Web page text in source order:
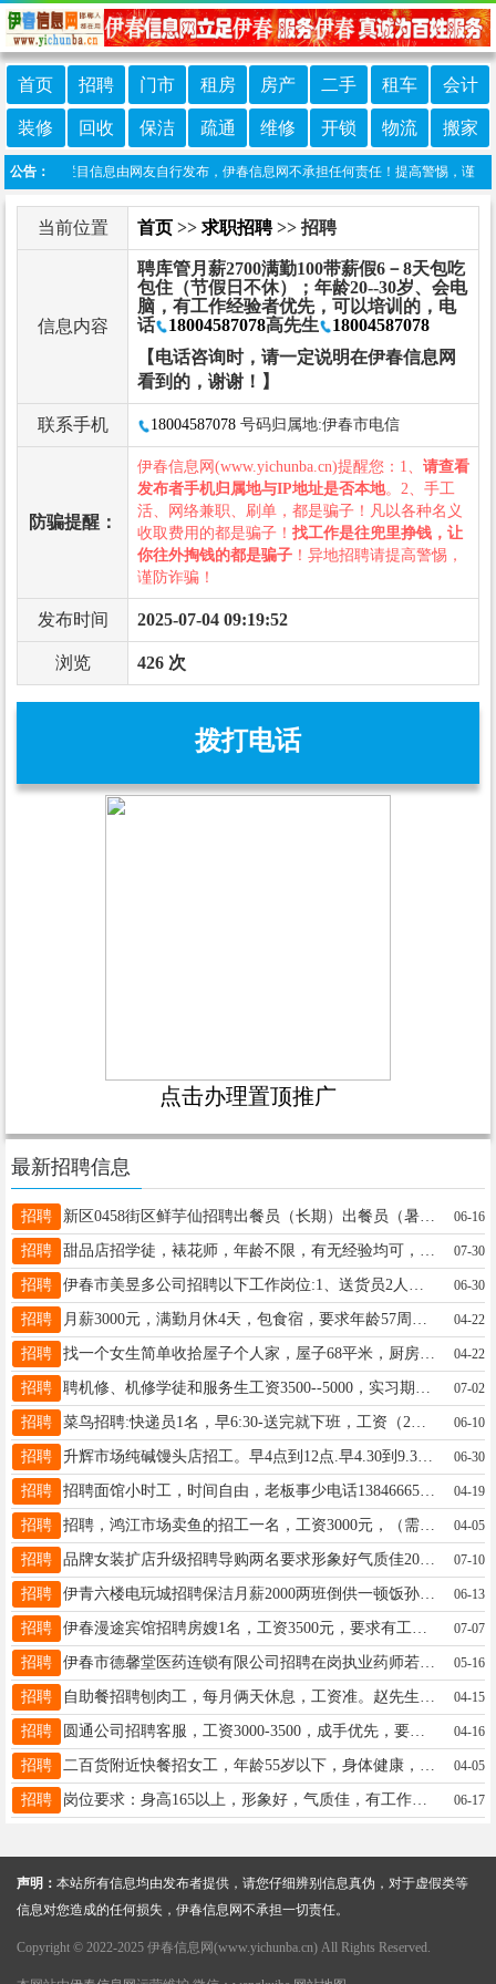
首页 招聘 门市 租房 房产 二手 租车 会计
装修 回收 保洁 疏通 维修 开锁 物流 搬家
公告：
明：本栏目信息由网友自行发布，伊春信息网不承担任何责任！提高警惕，谨防
当前位置 首页 >> 求职招聘>> 招聘
信息内容
聘库管月薪2700满勤100带薪假6－8天包吃
包住（节假日不休）；年龄20--30岁、会电
脑，有工作经验者优先，可以培训的，电
话
18004587078高先生
18004587078
【电话咨询时，请一定说明在伊春信息网
看到的，谢谢！】
联系手机 18004587078 号码归属地:伊春市电信
防骗提醒：
伊春信息网(www.yichunba.cn)提醒您：1、 请查看
发布者手机归属地与IP地址是否本地。2、手工
活、网络兼职、刷单，都是骗子！凡以各种名义
收取费用的都是骗子！ 找工作是往兜里挣钱，让
你往外掏钱的都是骗子 ！异地招聘请提高警惕，
谨防诈骗！
发布时间 2025-07-04 09:19:52
浏览 426 次
拨打电话
点击办理置顶推广
最新招聘信息
招聘 新区0458街区鲜芋仙招聘出餐员（长期）出餐员（暑期）要求：五官端正，聪明伶俐，认真负责，男女均可待遇优厚陈女士13144588880 06-16
招聘 07-30
招聘 06-30
招聘 04-22
招聘 找一个女生简单收拾屋子个人家，屋子68平米，厨房也不脏，擦擦灰，擦擦地，年龄45岁以下！每小时20元！非诚勿扰地点乌马河！李先生18324661868 04-22
招聘 07-02
招聘 06-10
招聘 升辉市场纯碱馒头店招工。早4点到12点.早4.30到9.30。馒头店出兑。姜15754586500 06-30
招聘 招聘面馆小时工，时间自由，老板事少电话13846665266娜女士13846665266 04-19
招聘 招聘，鸿江市场卖鱼的招工一名，工资3000元，（需要有责任心，吃苦耐劳的精神）联系电话13845879975刘女士18645807778 04-05
招聘 品牌女装扩店升级招聘导购两名要求形象好气质佳20-40岁有销售工作经验优先工作时间上下午倒班制底薪＋提成＋满勤十工龄3000-5000李19604580990 07-10
招聘 伊青六楼电玩城招聘保洁月薪2000两班倒供一顿饭孙13352580815 06-13
招聘 07-07
招聘 伊春市德馨堂医药连锁有限公司招聘在岗执业药师若干名薪资面议要求有执业资格证王女士13804852680 05-16
招聘 04-15
招聘 圆通公司招聘客服，工资3000-3500，成手优先，要求沟通能力强，认真负责心细，有团队意识感，老板事少，有快递从业基础，有意者联系13045250723微信乔13045250723 04-16
招聘 04-05
招聘 岗位要求：身高165以上，形象好，气质佳，有工作经验优先。工作时间：8：30---5:309:30---6;30薪资待遇：4200（带薪休假两天）联系电话：18610036177田经理田13845868809 06-17
声明： 本站所有信息均由发布者提供，请您仔细辨别信息真伪，对于虚假类等
信息对您造成的任何损失，伊春信息网不承担一切责任。
Copyright © 2022-2025 伊春信息网(www.yichunba.cn) All Rights Reserved.